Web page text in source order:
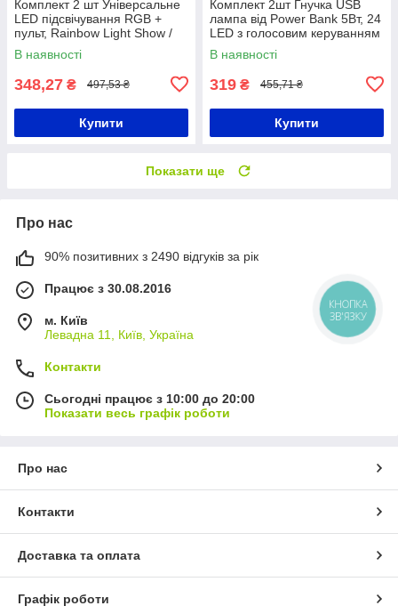
Комплект 2 шт Універсальне
LED підсвічування RGB +
пульт, Rainbow Light Show /
Водонепроникний світильник
В наявності
348,27 ₴ 497,53 ₴
Купити
Комплект 2шт Гнучка USB
лампа від Power Bank 5Вт, 24
LED з голосовим керуванням
/ Юсб світильник від
повербанку
В наявності
319 ₴ 455,71 ₴
Купити
Показати ще
Про нас
90% позитивних з 2490 відгуків за рік
Працює з 30.08.2016
м. Київ
Левадна 11, Київ, Україна
Контакти
Сьогодні працює з 10:00 до 20:00
Показати весь графік роботи
Про нас
Контакти
Доставка та оплата
Графік роботи
КНОПКА
ЗВ'ЯЗКУ